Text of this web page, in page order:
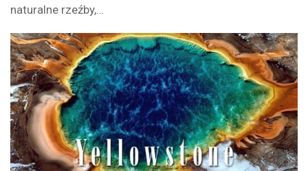
naturalne rzeźby,…